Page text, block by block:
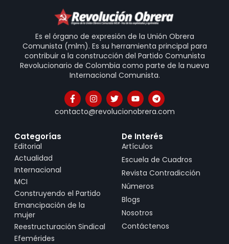
Es el órgano de expresión de la Unión Obrera
Comunista (mlm). Es su herramienta principal para
contribuir a la construcción del Partido Comunista
Revolucionario de Colombia como parte de la nueva
Internacional Comunista.
contacto@revolucionobrera.com
Categorías
Editorial
Actualidad
Internacional
MCI
Construyendo el Partido
Emancipación de la
mujer
Reestructuración Sindical
Efemérides
De Interés
Artículos
Escuela de Cuadros
Revista Contradicción
Números
Blogs
Nosotros
Contáctenos